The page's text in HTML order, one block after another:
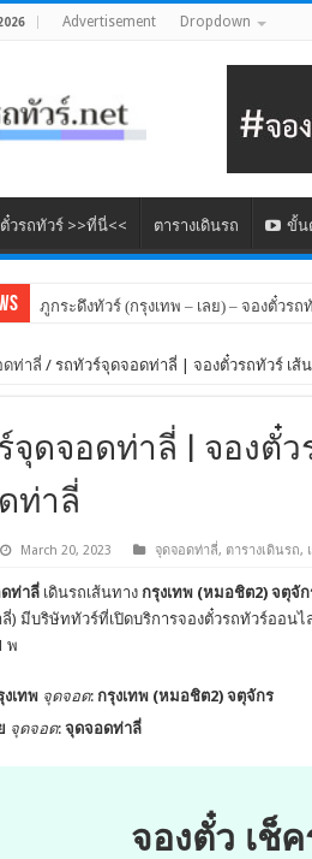
Advertisement Dropdown
วรถทัวร์ >>ที่นี่<< ตารางเดินรถ ขั้น
ภูกระดึงทัวร์ (กรุงเทพ – เลย) – จองตั๋วร
ท่าลี่ / รถทัวร์จุดจอดท่าลี่ | จองตั๋วรถทัวร์ เส้
จุดจอดท่าลี่ | จองตั๋ว
ท่าลี่
March 20, 2023 จุดจอดท่าลี่, ตารางเดินรถ,
ท่าลี่เดินรถเส้นทาง กรุงเทพ (หมอชิต2) จตุจัก
) มีบริษัททัวร์ที่เปิดบริการจองตั๋วรถทัวร์ออนไ
พ
งเทพ จุดจอด: กรุงเทพ (หมอชิต2) จตุจักร
จุดจอด: จุดจอดท่าลี่
จองตั๋ว เช็